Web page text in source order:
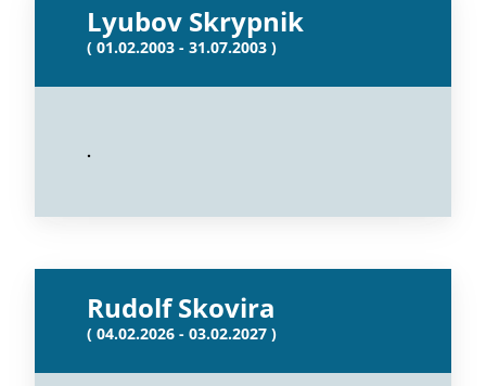
Lyubov Skrypnik
( 01.02.2003 - 31.07.2003 )
.
Rudolf Skovira
( 04.02.2026 - 03.02.2027 )